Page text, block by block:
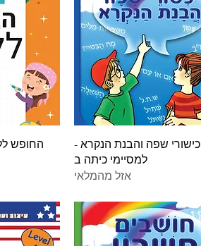
תצוגה מהירה
כישורי שפה והבנת הנקרא -
למסיימי כיתה ב
אזל מהמלאי
החופש